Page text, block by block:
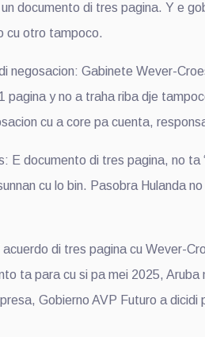
documento di tres pagina. Y e
cu otro tampoco.
negosacion: Gabinete Wever-
pagina y no a traha riba dje
cu a core pa cuenta,
E documento di tres pagina, no
cu lo bin. Pasobra Hulanda
di tres pagina cu Wever-
ta para cu si pa mei 2025,
Gobierno AVP Futuro a